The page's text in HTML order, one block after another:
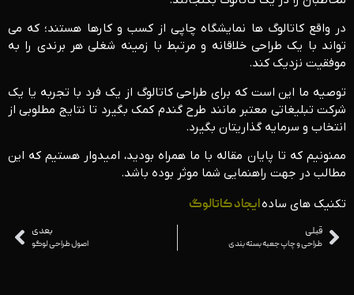
در واقع کاتالوگ ها نمایشگاه چاپی از کسب و کارها هستند؛ که می
تواند با یک طراحی خلاقانه و مرتبط با زمینه شغلی هر برندی را به
موفقیت نزدیک کند.
توصیه ما این است که برای طراحی کاتالوگ از یک فرد با تجربه یا یک
شرکت تبلیغاتی معتبر مانند طرح گندم کمک بگیرد تا نتایج مطلوبی از
انتخاب و سرمایه گذاریتان بگیرد.
ممنونیم که تا پایان مقاله با ما همراه بودید، امیدوار هستیم که این
مطالب در جهت راهنمایی شما موثر بوده باشد.
تکنیک های سادهایجاد کاتالوگ
قبلی
طراحی و چاپ جعبه بسته بندی
بعدی
اصول طراحی لوگو